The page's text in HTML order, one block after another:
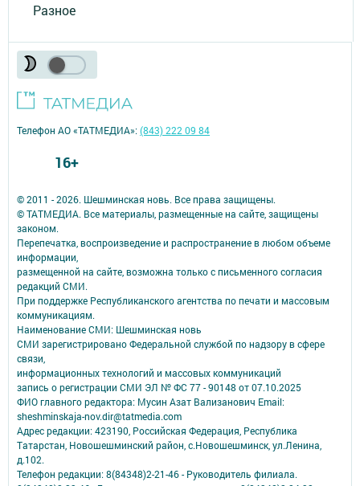
Разное
© 2011 - 2026. Шешминская новь. Все права защищены.
© ТАТМЕДИА. Все материалы, размещенные на сайте, защищены
законом.
Перепечатка, воспроизведение и распространение в любом объеме
информации,
размещенной на сайте, возможна только с письменного согласия
редакций СМИ.
При поддержке Республиканского агентства по печати и массовым
коммуникациям.
Наименование СМИ: Шешминская новь
СМИ зарегистрировано Федеральной службой по надзору в сфере
связи,
информационных технологий и массовых коммуникаций
запись о регистрации СМИ ЭЛ № ФС 77 - 90148 от 07.10.2025
ФИО главного редактора: Мусин Азат Вализанович Email:
sheshminskaja-nov.dir@tatmedia.com
Адрес редакции: 423190, Российская Федерация, Республика
Татарстан, Новошешминский район, с.Новошешминск, ул.Ленина,
д.102.
Телефон редакции: 8(84348)2-21-46 - Руководитель филиала.
Телефон АО «ТАТМЕДИА»:(843) 222 09 84
16+